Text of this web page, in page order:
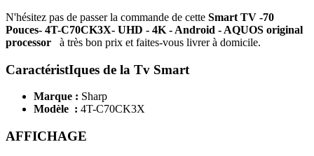
N'hésitez pas de passer la commande de cette Smart TV -70
Pouces- 4T-C70CK3X- UHD - 4K - Android - AQUOS original
processor
à très bon prix et faites-vous livrer à domicile.
CaractéristIques de la Tv Smart
Marque : Sharp
Modèle : 4T-C70CK3X
AFFICHAGE